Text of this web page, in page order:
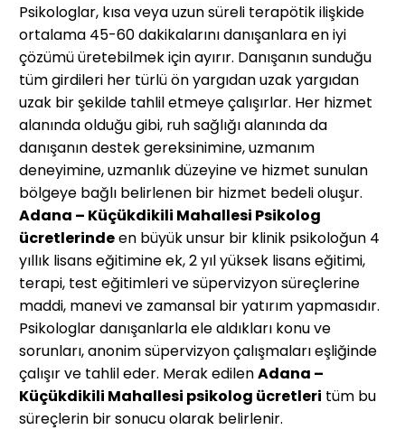
Psikologlar, kısa veya uzun süreli terapötik ilişkide
ortalama 45-60 dakikalarını danışanlara en iyi
çözümü üretebilmek için ayırır. Danışanın sunduğu
tüm girdileri her türlü ön yargıdan uzak yargıdan
uzak bir şekilde tahlil etmeye çalışırlar. Her hizmet
alanında olduğu gibi, ruh sağlığı alanında da
danışanın destek gereksinimine, uzmanım
deneyimine, uzmanlık düzeyine ve hizmet sunulan
bölgeye bağlı belirlenen bir hizmet bedeli oluşur.
Adana – Küçükdikili Mahallesi Psikolog
ücretlerindeen büyük unsur bir klinik psikoloğun 4
yıllık lisans eğitimine ek, 2 yıl yüksek lisans eğitimi,
terapi, test eğitimleri ve süpervizyon süreçlerine
maddi, manevi ve zamansal bir yatırım yapmasıdır.
Psikologlar danışanlarla ele aldıkları konu ve
sorunları, anonim süpervizyon çalışmaları eşliğinde
çalışır ve tahlil eder. Merak edilenAdana –
Küçükdikili Mahallesi psikolog ücretleri tüm bu
süreçlerin bir sonucu olarak belirlenir.